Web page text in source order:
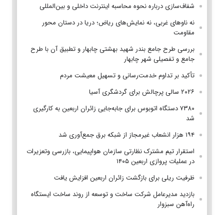
شفاف‌سازی درباره نحوه محاسبه اینترنت داخلی و بین‌المللی
نه ناوهای غربی، نه نمایش‌های ریاض؛ دریا در دستان محور
مقاومت
بررسی طرح جامع بندر شهید بهشتی چابهار و تطبیق آن با طرح
جامع و تفصیلی شهر چابهار
تأکید بر تداوم خدمت‌رسانی و تسهیل معیشت مردم
۲۰۲۶ سالی پرچالش برای گردشگری آسیا
۷۳۸۰ دستگاه اتوبوس برای جابه‌جایی زائران اربعین به‌ کارگیری
شد
۱۹۴ هزار انشعاب غیرمجاز از شبکه برق جمع‌آوری شد
استقرار تیم مشترک نظارتی سازمان هواپیمایی، بازرسی وتعزیرات
در عملیات پروازی اربعین ۱۴۰۵
ظرفیت ریلی برای بازگشت زائران اربعین افزایش یافت
بازدید مدیرعامل شرکت ساخت و توسعه از روند ساخت ایستگاه
راه‌آهن سبزوار